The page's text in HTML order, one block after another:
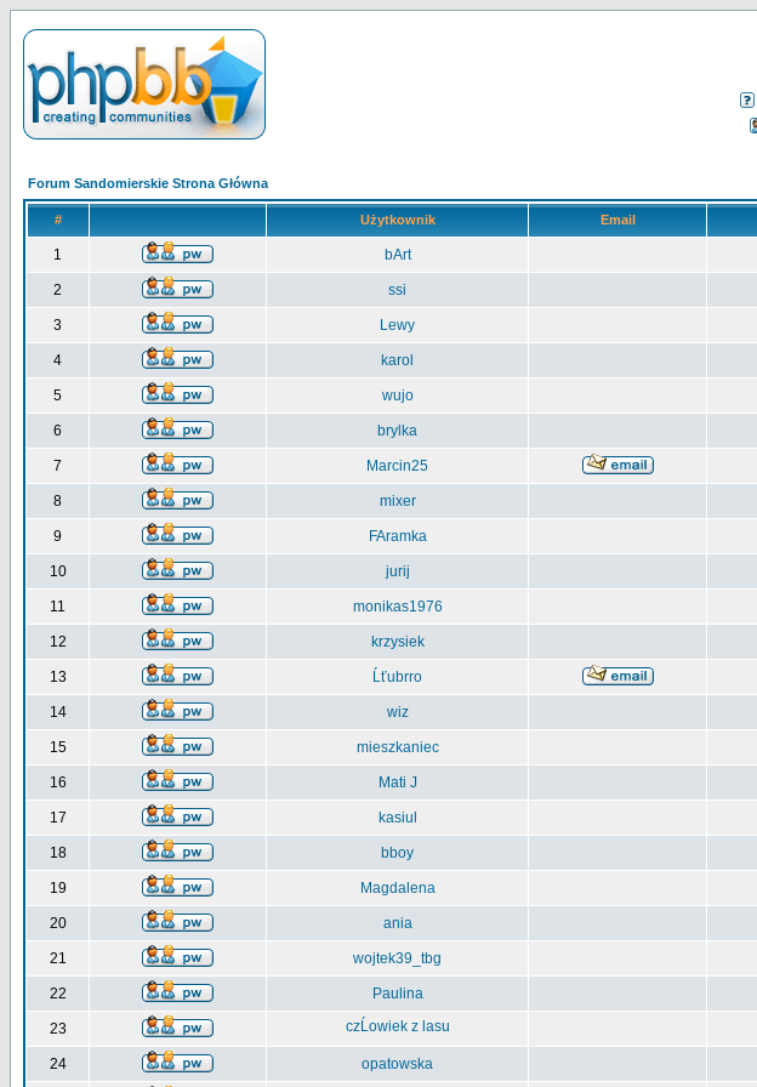
Forum Sandomierskie Strona Główna
# Użytkownik Email
1 bArt
2 ssi
3 Lewy
4 karol
5 wujo
6 brylka
7 Marcin25
8 mixer
9 FAramka
10 jurij
11 monikas1976
12 krzysiek
13 Ĺťubrro
14 wiz
15 mieszkaniec
16 Mati J
17 kasiul
18 bboy
19 Magdalena
20 ania
21 wojtek39_tbg
22 Paulina
23 czĹowiek z lasu
24 opatowska